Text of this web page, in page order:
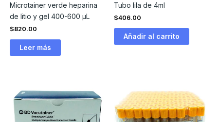
Microtainer verde heparina
de litio y gel 400-600 µL
$820.00
Leer más
Tubo lila de 4ml
$406.00
Añadir al carrito